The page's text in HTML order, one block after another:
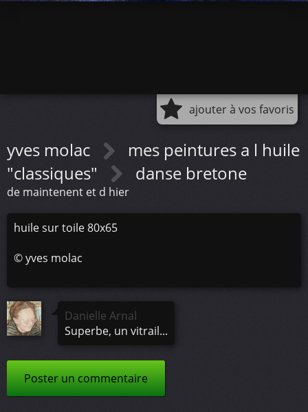
ajouter à vos favoris
yves molac
mes peintures a l huile
"classiques"
danse bretone
de maintenent et d hier
huile sur toile 80x65
©yves molac
Danielle Arnal
Superbe, un vitrail...
Poster un commentaire